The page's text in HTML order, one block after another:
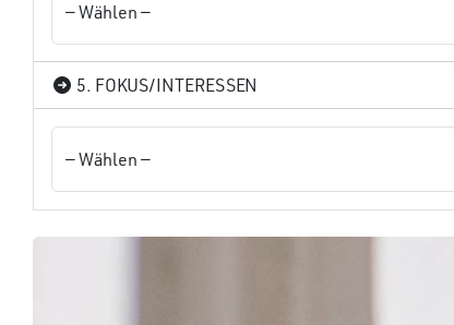
5. FOKUS/INTERESSEN